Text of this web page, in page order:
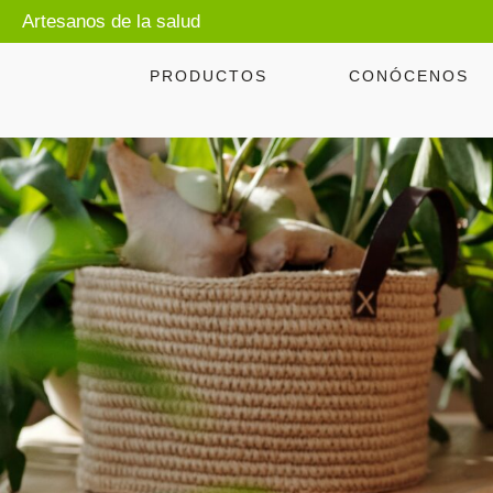
Artesanos de la salud
PRODUCTOS CONÓCENOS